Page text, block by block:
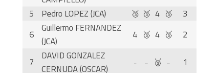
5
Pedro LOPEZ (JCA) 🥉 🥉 4 🥉
3
6
Guillermo FERNANDEZ
(JCA)
4 🥉 4 🥉 2
7
DAVID GONZALEZ
CERNUDA (OSCAR)
- - 🥉 - 1